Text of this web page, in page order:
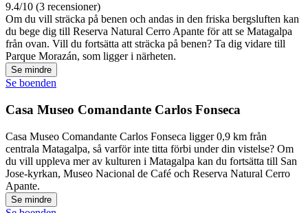
9.4/10 (3 recensioner)
Om du vill sträcka på benen och andas in den friska bergsluften kan
du bege dig till Reserva Natural Cerro Apante för att se Matagalpa
från ovan. Vill du fortsätta att sträcka på benen? Ta dig vidare till
Parque Morazán, som ligger i närheten.
Se mindre
Se boenden
Casa Museo Comandante Carlos Fonseca
Casa Museo Comandante Carlos Fonseca ligger 0,9 km från
centrala Matagalpa, så varför inte titta förbi under din vistelse? Om
du vill uppleva mer av kulturen i Matagalpa kan du fortsätta till San
Jose-kyrkan, Museo Nacional de Café och Reserva Natural Cerro
Apante.
Se mindre